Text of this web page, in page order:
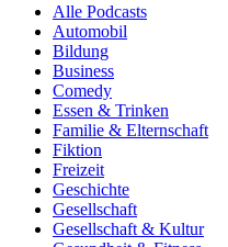
Alle Podcasts
Automobil
Bildung
Business
Comedy
Essen & Trinken
Familie & Elternschaft
Fiktion
Freizeit
Geschichte
Gesellschaft
Gesellschaft & Kultur